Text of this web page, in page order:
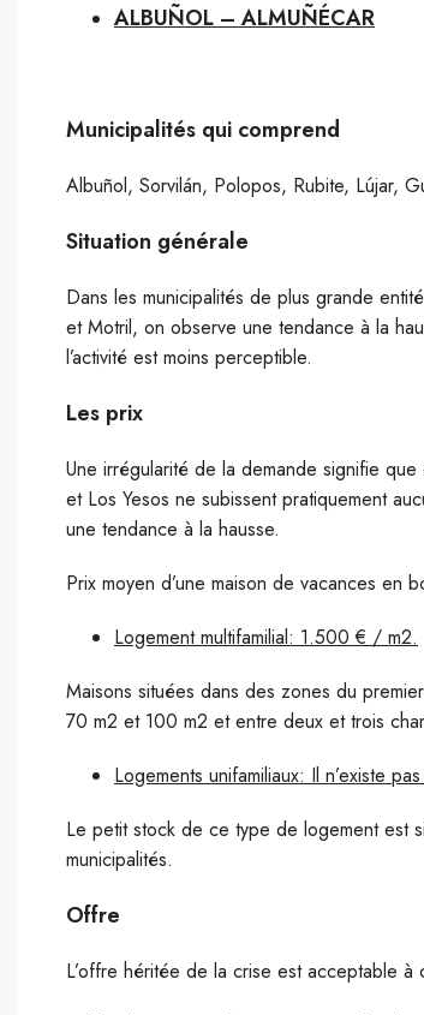
ALBUÑOL – ALMUÑÉCAR
Municipalités qui comprend
Albuñol, Sorvilán, Polopos, Rubite, Lújar,
Situation générale
Dans les municipalités de plus grande
et Motril, on observe une tendance à la
l’activité est moins perceptible.
Les prix
Une irrégularité de la demande signifie
et Los Yesos ne subissent pratiquement
une tendance à la hausse.
Prix ​​moyen d’une maison de vacances en
Logement multifamilial: 1.500 € / m2.
Maisons situées dans des zones du
70 m2 et 100 m2 et entre deux et trois
Logements unifamiliaux: Il n’existe
Le petit stock de ce type de logement est
municipalités.
Offre
L’offre héritée de la crise est acceptable à